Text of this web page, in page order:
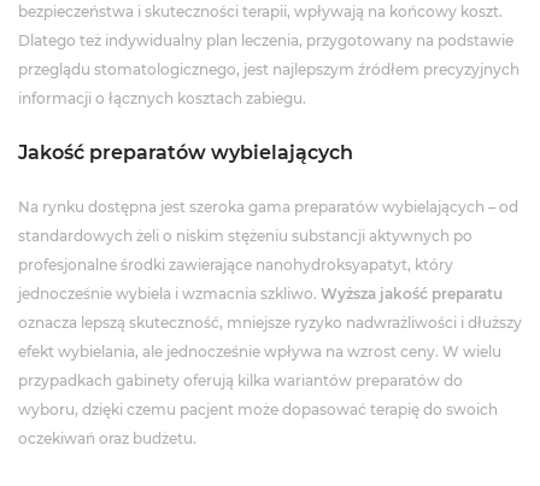
bezpieczeństwa i skuteczności terapii, wpływają na końcowy koszt.
Dlatego też indywidualny plan leczenia, przygotowany na podstawie
przeglądu stomatologicznego, jest najlepszym źródłem precyzyjnych
informacji o łącznych kosztach zabiegu.
Jakość preparatów wybielających
Na rynku dostępna jest szeroka gama preparatów wybielających – od
standardowych żeli o niskim stężeniu substancji aktywnych po
profesjonalne środki zawierające nanohydroksyapatyt, który
jednocześnie wybiela i wzmacnia szkliwo. Wyższa jakość preparatu
oznacza lepszą skuteczność, mniejsze ryzyko nadwrażliwości i dłuższy
efekt wybielania, ale jednocześnie wpływa na wzrost ceny. W wielu
przypadkach gabinety oferują kilka wariantów preparatów do
wyboru, dzięki czemu pacjent może dopasować terapię do swoich
oczekiwań oraz budżetu.